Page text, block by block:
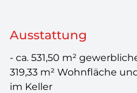
Ausstattung
- ca. 531,50 m²
319,33 m² Wohnfläche
im Keller